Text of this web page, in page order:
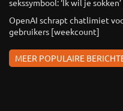
sekssymbool: ‘Ik wil je
OpenAI schrapt chatlimiet
gebruikers [weekcount]
MEER POPULAIRE